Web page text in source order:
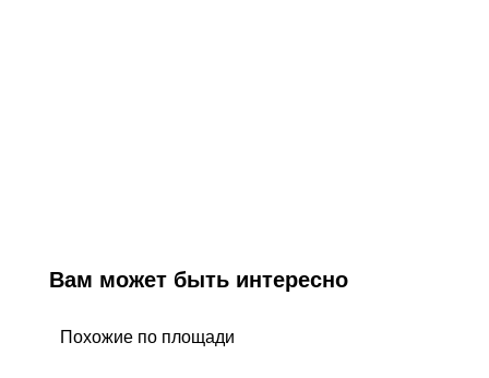
Вам может быть интересно
Похожие по площади